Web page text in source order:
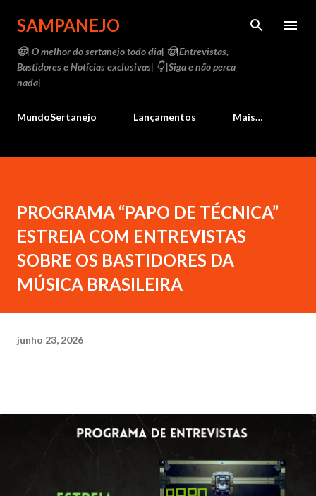
Pular para o conteúdo principal
SAMPANEJO
🤠| O melhor do sertanejo todo dia| 🤠|Entrevistas,
Bastidores e Notícias exclusivas| 👇 |Siga e não perca
nada|
MundoSertanejo Lançamentos Mais…
PROGRAMA “PAPO DE TÉCNICA”
ESTREIA COM ENTREVISTAS
SOBRE OS BASTIDORES DA
MÚSICA BRASILEIRA
junho 23, 2026